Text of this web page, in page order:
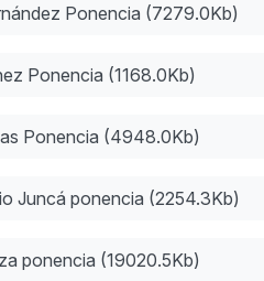
Ponencia (7279.0Kb)
Ponencia (1168.0Kb)
Ponencia (4948.0Kb)
Juncá ponencia (2254.3Kb)
ponencia (19020.5Kb)